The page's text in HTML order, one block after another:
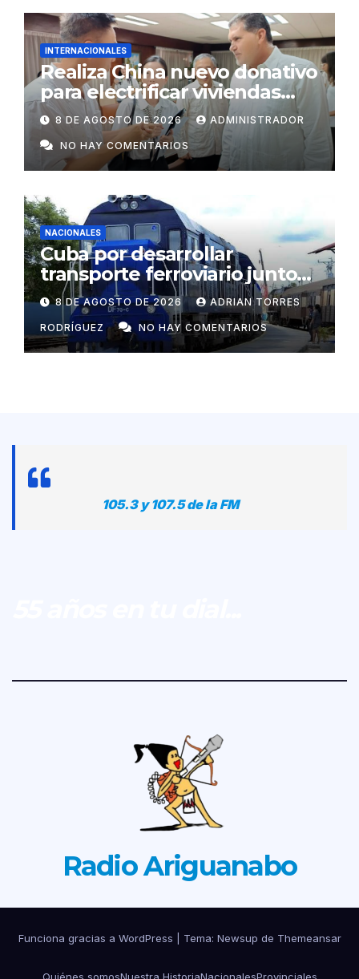
INTERNACIONALES
Realiza China nuevo donativo
para electrificar viviendas
rurales aisladas y garantizar
respaldo energético a
centros vitales
8 DE AGOSTO DE 2026 ADMINISTRADOR
NO HAY COMENTARIOS
NACIONALES
Cuba por desarrollar
transporte ferroviario junto
con Rusia
8 DE AGOSTO DE 2026 ADRIAN TORRES
RODRÍGUEZ NO HAY COMENTARIOS
105.3 y 107.5 de la FM
Radio Ariguanabo
Funciona gracias a WordPress Tema: Newsup de Themeansar